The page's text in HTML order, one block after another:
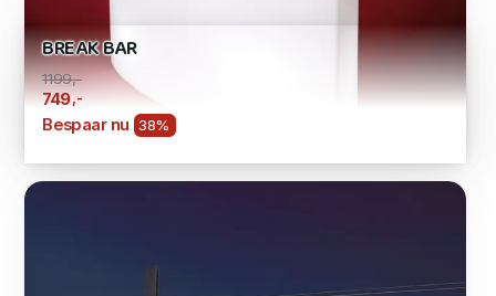
BREAK BAR
1199,-
749,-
Bespaar nu 38%